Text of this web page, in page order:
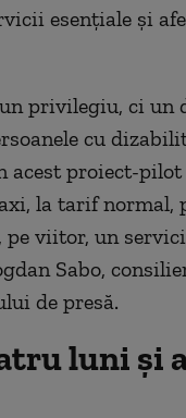
esențiale și
privilegiu, ci un
cu
acest proiect-
la tarif normal,
pe viitor, un
Sabo,
de presă.
luni și